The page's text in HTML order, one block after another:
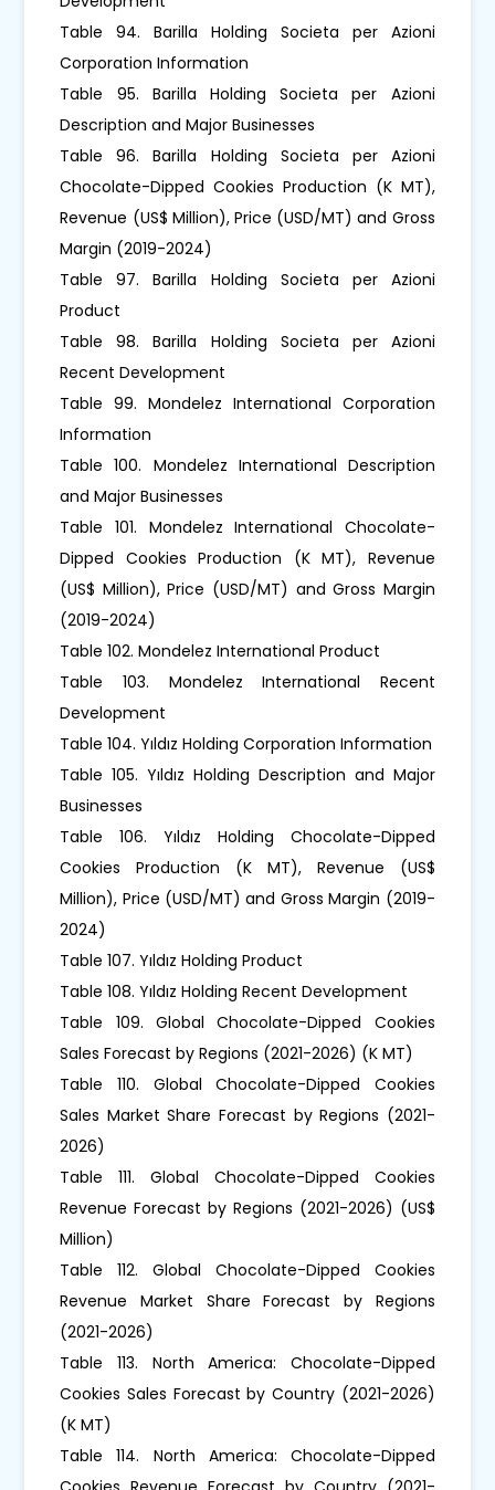
Table 94. Barilla Holding Societa per Azioni
Corporation Information
Table 95. Barilla Holding Societa per Azioni
Description and Major Businesses
Table 96. Barilla Holding Societa per Azioni
Chocolate-Dipped Cookies Production (K MT),
Revenue (US$ Million), Price (USD/MT) and Gross
Margin (2019-2024)
Table 97. Barilla Holding Societa per Azioni
Product
Table 98. Barilla Holding Societa per Azioni
Recent Development
Table 99. Mondelez International Corporation
Information
Table 100. Mondelez International Description
and Major Businesses
Table 101. Mondelez International Chocolate-
Dipped Cookies Production (K MT), Revenue
(US$ Million), Price (USD/MT) and Gross Margin
(2019-2024)
Table 102. Mondelez International Product
Table 103. Mondelez International Recent
Development
Table 104. Yıldız Holding Corporation Information
Table 105. Yıldız Holding Description and Major
Businesses
Table 106. Yıldız Holding Chocolate-Dipped
Cookies Production (K MT), Revenue (US$
Million), Price (USD/MT) and Gross Margin (2019-
2024)
Table 107. Yıldız Holding Product
Table 108. Yıldız Holding Recent Development
Table 109. Global Chocolate-Dipped Cookies
Sales Forecast by Regions (2021-2026) (K MT)
Table 110. Global Chocolate-Dipped Cookies
Sales Market Share Forecast by Regions (2021-
2026)
Table 111. Global Chocolate-Dipped Cookies
Revenue Forecast by Regions (2021-2026) (US$
Million)
Table 112. Global Chocolate-Dipped Cookies
Revenue Market Share Forecast by Regions
(2021-2026)
Table 113. North America: Chocolate-Dipped
Cookies Sales Forecast by Country (2021-2026)
(K MT)
Table 114. North America: Chocolate-Dipped